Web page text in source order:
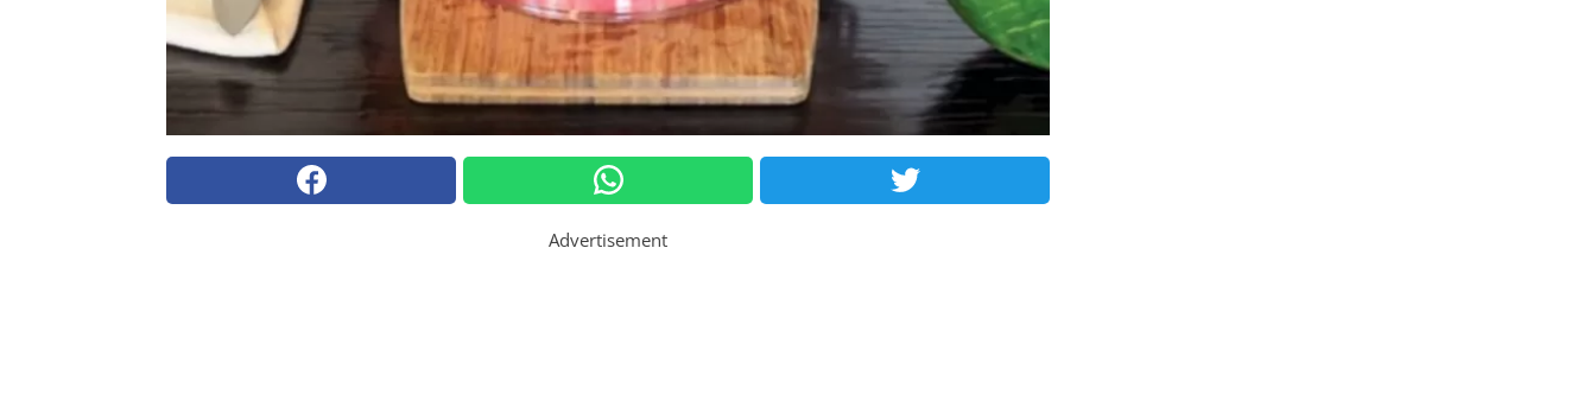
Advertisement